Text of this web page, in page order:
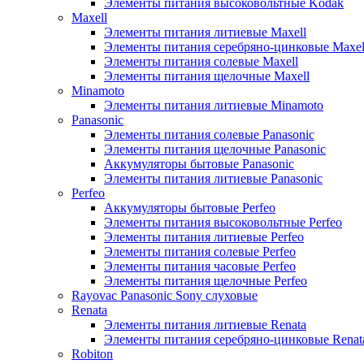
Элементы питания высоковольтные Kodak
Maxell
Элементы питания литиевые Maxell
Элементы питания серебряно-цинковые
Элементы питания солевые Maxell
Элементы питания щелочные Maxell
Minamoto
Элементы питания литиевые Minamoto
Panasonic
Элементы питания солевые Panasonic
Элементы питания щелочные Panasonic
Аккумуляторы бытовые Panasonic
Элементы питания литиевые Panasonic
Perfeo
Аккумуляторы бытовые Perfeo
Элементы питания высоковольтные Perfeo
Элементы питания литиевые Perfeo
Элементы питания солевые Perfeo
Элементы питания часовые Perfeo
Элементы питания щелочные Perfeo
Rayovac Panasonic Sony слуховые
Renata
Элементы питания литиевые Renata
Элементы питания серебряно-цинковые
Robiton